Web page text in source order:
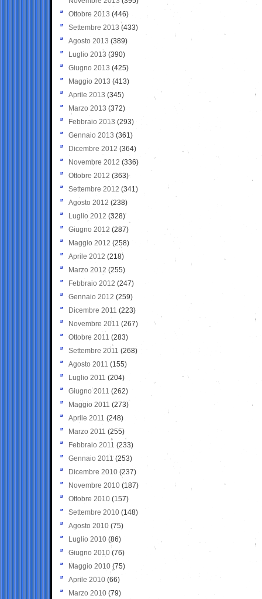
Ottobre 2013 (446)
Settembre 2013 (433)
Agosto 2013 (389)
Luglio 2013 (390)
Giugno 2013 (425)
Maggio 2013 (413)
Aprile 2013 (345)
Marzo 2013 (372)
Febbraio 2013 (293)
Gennaio 2013 (361)
Dicembre 2012 (364)
Novembre 2012 (336)
Ottobre 2012 (363)
Settembre 2012 (341)
Agosto 2012 (238)
Luglio 2012 (328)
Giugno 2012 (287)
Maggio 2012 (258)
Aprile 2012 (218)
Marzo 2012 (255)
Febbraio 2012 (247)
Gennaio 2012 (259)
Dicembre 2011 (223)
Novembre 2011 (267)
Ottobre 2011 (283)
Settembre 2011 (268)
Agosto 2011 (155)
Luglio 2011 (204)
Giugno 2011 (262)
Maggio 2011 (273)
Aprile 2011 (248)
Marzo 2011 (255)
Febbraio 2011 (233)
Gennaio 2011 (253)
Dicembre 2010 (237)
Novembre 2010 (187)
Ottobre 2010 (157)
Settembre 2010 (148)
Agosto 2010 (75)
Luglio 2010 (86)
Giugno 2010 (76)
Maggio 2010 (75)
Aprile 2010 (66)
Marzo 2010 (79)